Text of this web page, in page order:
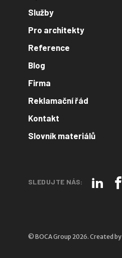
Služby
Pro architekty
Reference
Blog
Firma
Reklamační řád
Kontakt
Slovník materiálů
SLEDUJTE NÁS:
© BOCA Group 2026. Created by